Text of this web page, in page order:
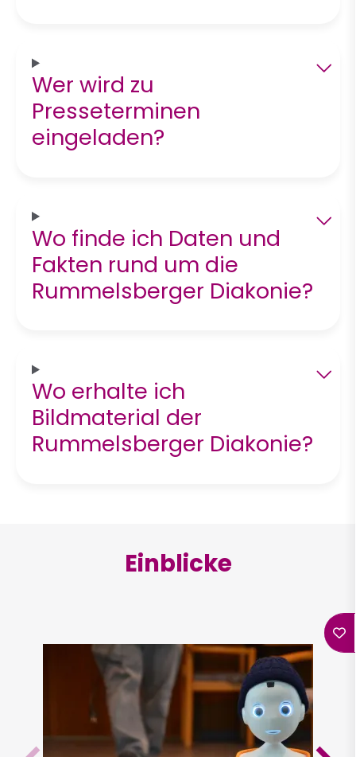
Wer wird zu
Presseterminen
eingeladen?
Wo finde ich Daten und
Fakten rund um die
Rummelsberger Diakonie?
Wo erhalte ich
Bildmaterial der
Rummelsberger Diakonie?
Einblicke